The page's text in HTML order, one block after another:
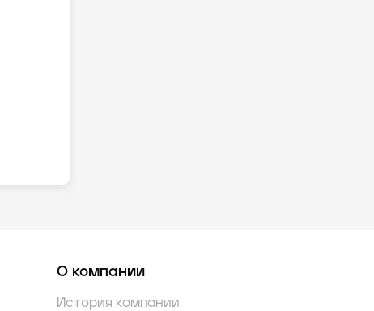
О компании
История компании